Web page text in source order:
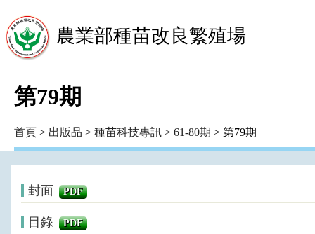
農業部種苗改良繁殖場
第79期
首頁 > 出版品 > 種苗科技專訊 > 61-80期 > 第79期
封面 PDF
目錄 PDF